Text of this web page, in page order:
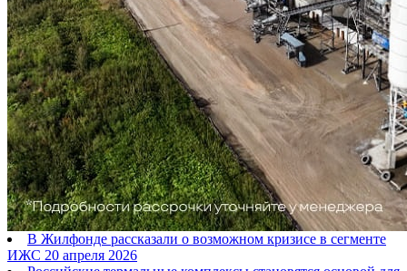
В Жилфонде рассказали о возможном кризисе в сегменте
ИЖС 20 апреля 2026